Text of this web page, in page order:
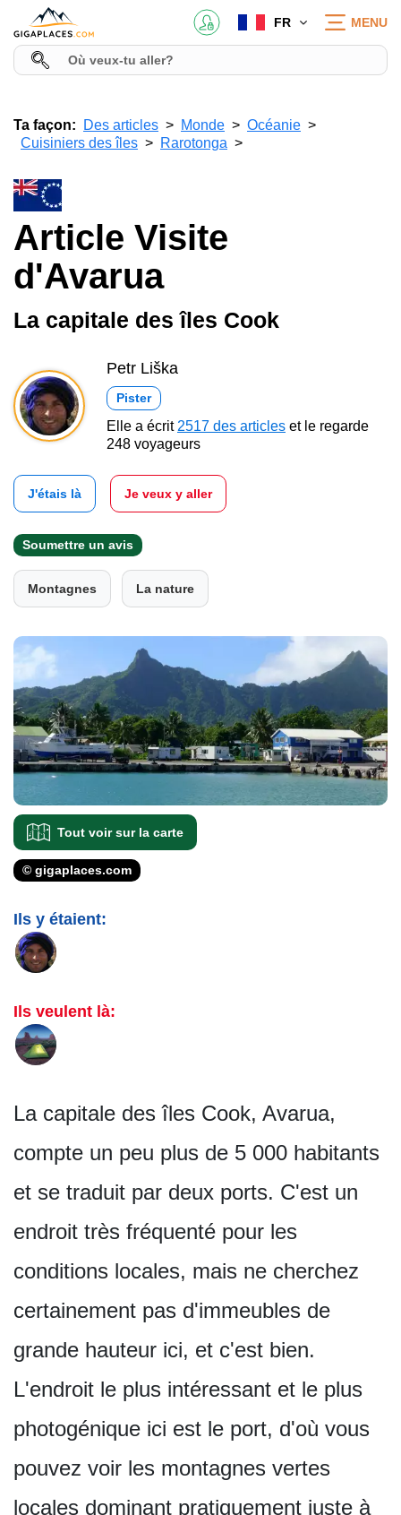
FR MENU
Ta façon: Des articles Monde
Océanie
Cuisiniers des îles
Rarotonga
Article Visite
d'Avarua
La capitale des îles Cook
Petr Liška
Pister
Elle a écrit 2517 des articles et le regarde
248 voyageurs
J'étais là Je veux y aller
Soumettre un avis
Montagnes La nature
Tout voir sur la carte
© gigaplaces.com
Ils y étaient:
Ils veulent là:
La capitale des îles Cook, Avarua,
compte un peu plus de 5 000 habitants
et se traduit par deux ports. C'est un
endroit très fréquenté pour les
conditions locales, mais ne cherchez
certainement pas d'immeubles de
grande hauteur ici, et c'est bien.
L'endroit le plus intéressant et le plus
photogénique ici est le port, d'où vous
pouvez voir les montagnes vertes
locales dominant pratiquement juste à